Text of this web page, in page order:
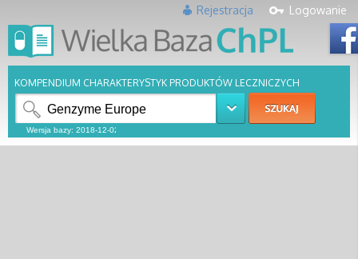
Logowanie
Rejestracja
KOMPENDIUM CHARAKTERYSTYK PRODUKTÓW LECZNICZYCH